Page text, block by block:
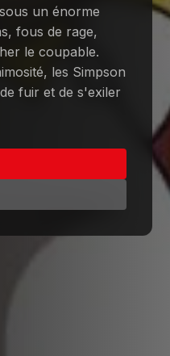
un énorme
fous de rage,
le coupable.
les Simpson
fuir et de s'exiler